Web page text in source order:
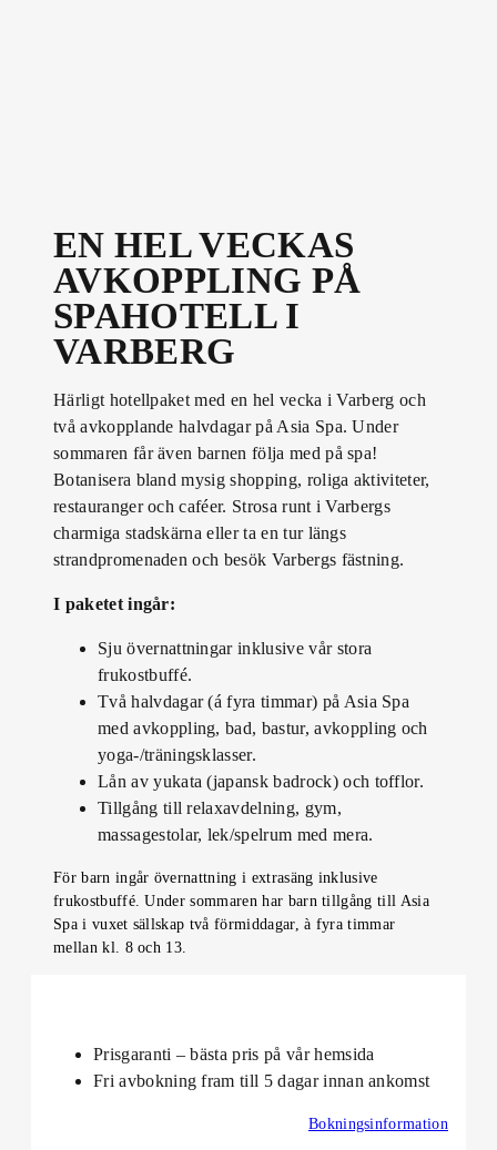
EN HEL VECKAS
AVKOPPLING PÅ
SPAHOTELL I
VARBERG
Härligt hotellpaket med en hel vecka i Varberg och
två avkopplande halvdagar på Asia Spa. Under
sommaren får även barnen följa med på spa!
Botanisera bland mysig shopping, roliga aktiviteter,
restauranger och caféer. Strosa runt i Varbergs
charmiga stadskärna eller ta en tur längs
strandpromenaden och besök Varbergs fästning.
I paketet ingår:
Sju övernattningar inklusive vår stora
frukostbuffé.
Två halvdagar (á fyra timmar) på Asia Spa
med avkoppling, bad, bastur, avkoppling och
yoga-/träningsklasser.
Lån av yukata (japansk badrock) och tofflor.
Tillgång till relaxavdelning, gym,
massagestolar, lek/spelrum med mera.
För barn ingår övernattning i extrasäng inklusive
frukostbuffé. Under sommaren har barn tillgång till Asia
Spa i vuxet sällskap två förmiddagar, à fyra timmar
mellan kl. 8 och 13.
Prisgaranti – bästa pris på vår hemsida
Fri avbokning fram till 5 dagar innan ankomst
Bokningsinformation